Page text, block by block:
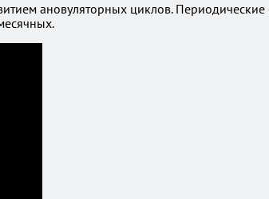
ановуляторных циклов. Периодические